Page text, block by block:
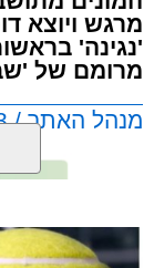
מרגש ויוצא
'נגינה'
מרומם של
מנהל האתר / 10:13 07.08.26